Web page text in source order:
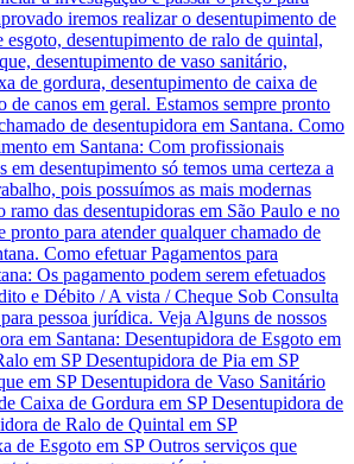
iremos realizar o desentupimento de
esgoto, desentupimento de ralo de quintal,
desentupimento de vaso sanitário,
de gordura, desentupimento de caixa de
de canos em geral. Estamos sempre pronto
de desentupidora em Santana. Como
em Santana: Com profissionais
em desentupimento só temos uma certeza a
pois possuímos as mais modernas
ramo das desentupidoras em São Paulo e no
pronto para atender qualquer chamado de
Como efetuar Pagamentos para
Os pagamento podem serem efetuados
e Débito / A vista / Cheque Sob Consulta
pessoa jurídica. Veja Alguns de nossos
em Santana: Desentupidora de Esgoto em
em SP Desentupidora de Pia em SP
em SP Desentupidora de Vaso Sanitário
Caixa de Gordura em SP Desentupidora de
de Ralo de Quintal em SP
de Esgoto em SP Outros serviços que